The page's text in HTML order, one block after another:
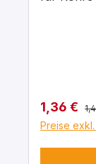
1,36 €
Preise